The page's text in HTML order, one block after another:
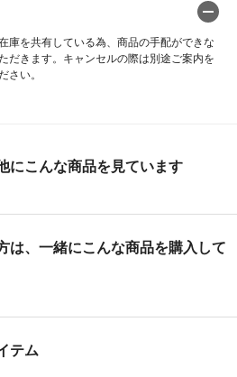
庫を共有している為、商品の手配ができな
だきます。キャンセルの際は別途ご案内を
さい。
にこんな商品を見ています
は、一緒にこんな商品を購入して
テム